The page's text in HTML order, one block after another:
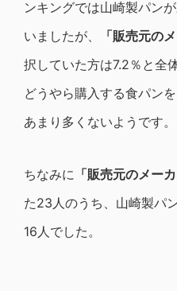
ンキングでは山崎製パン
いましたが、
「販売元の
択していた方は7.2％と全
どうやら購入する食パン
あまり多くないようです。
ちなみに 「販売元のメー
た23人のうち、山崎製パ
16人でした。